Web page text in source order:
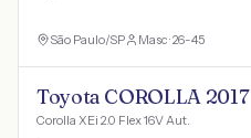
São Paulo/SP Masc · 26-45
Toyota COROLLA 2017
Corolla XEi 2.0 Flex 16V Aut.